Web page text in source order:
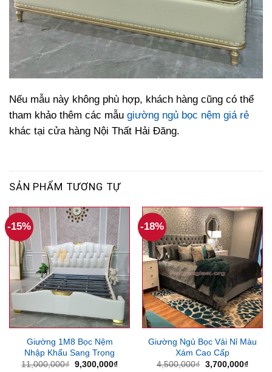
Nếu mẫu này không phù hợp, khách hàng cũng có thể
tham khảo thêm các mẫu giường ngủ bọc nệm giá rẻ
khác tại cửa hàng Nội Thất Hải Đăng.
SẢN PHẨM TƯƠNG TỰ
-15%
Giường 1M8 Bọc Nệm
Nhập Khẩu Sang Trọng
11,000,000₫ Giá
9,300,000₫Giá
-18%
Giường Ngủ Bọc Vải Nỉ Màu
Xám Cao Cấp
4,500,000₫ Giá
3,700,000₫Giá